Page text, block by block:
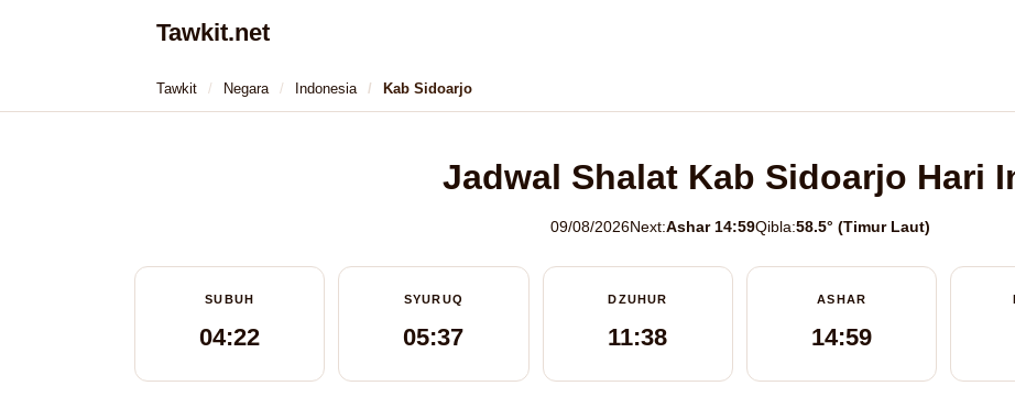
Tawkit.net
Tawkit Negara Indonesia Kab Sidoarjo
Jadwal Shalat Kab Sidoarjo Hari
09/08/2026Next:Ashar 14:59Qibla:58.5° (Timur Laut)
SUBUH
04:22
SYURUQ
05:37
DZUHUR
11:38
ASHAR
14:59